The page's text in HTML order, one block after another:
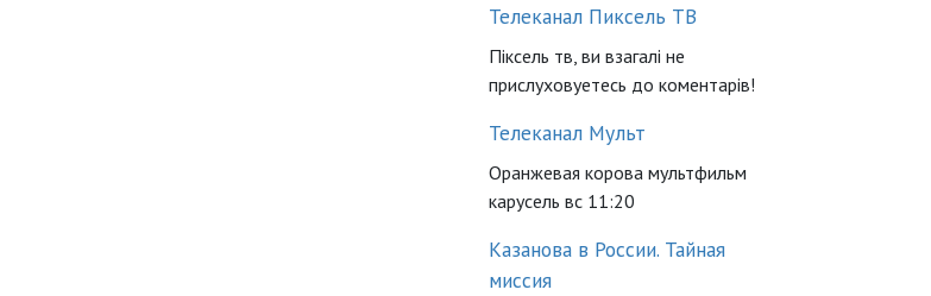
Телеканал Пиксель ТВ
Піксель тв, ви взагалі не
прислуховуетесь до коментарів!
Телеканал Мульт
Оранжевая корова мультфильм
карусель вс 11:20
Казанова в России. Тайная
миссия